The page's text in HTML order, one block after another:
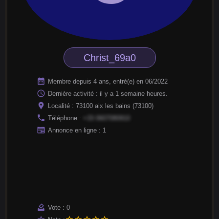
Christ_69a0
calendar_month Membre depuis 4 ans, entré(e) en 06/2022
access_time Dernière activité : il y a 1 semaine heures.
location_pin Localité : 73100 aix les bains (73100)
phone Téléphone :
newspaper Annonce en ligne : 1
how_to_vote Vote : 0